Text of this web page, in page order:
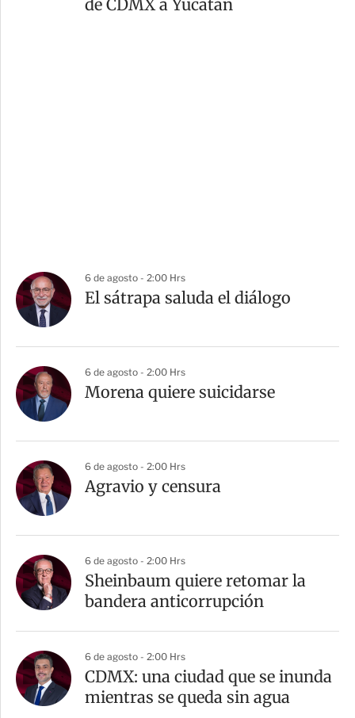
de CDMX a Yucatán
6 de agosto - 2:00 Hrs
El sátrapa saluda el diálogo
6 de agosto - 2:00 Hrs
Morena quiere suicidarse
6 de agosto - 2:00 Hrs
Agravio y censura
6 de agosto - 2:00 Hrs
Sheinbaum quiere retomar la
bandera anticorrupción
6 de agosto - 2:00 Hrs
CDMX: una ciudad que se inunda
mientras se queda sin agua